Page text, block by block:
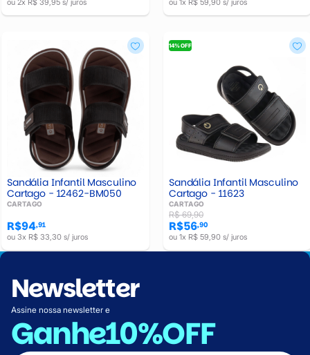
Sandália Infantil Masculino
Cartago - 12462-BM050
CARTAGO
R$94,91
ou 3x R$ 33,30 s/ juros
14% OFF
Sandália Infantil Masculino
Cartago - 11623
CARTAGO
R$ 69,90
R$56,90
ou 1x R$ 59,90 s/ juros
Newsletter
Assine nossa newsletter e
Ganhe10%OFF